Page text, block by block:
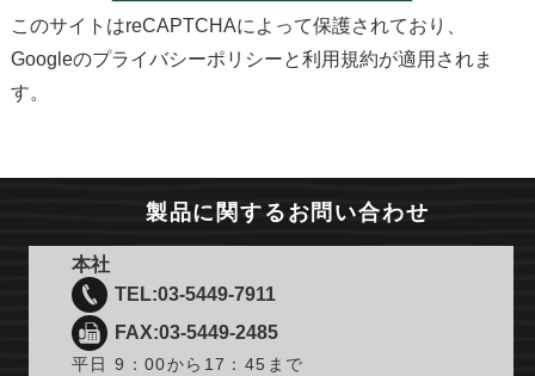
このサイトはreCAPTCHAによって保護されており、
Googleのプライバシーポリシーと利用規約が適用されま
す。
製品に関するお問い合わせ
本社
TEL:03-5449-7911
FAX:03-5449-2485
平日 9：00から17：45まで